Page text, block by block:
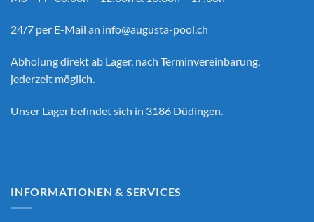
24/7 per E-Mail an info@augusta-pool.ch
Abholung direkt ab Lager, nach Terminvereinbarung,
jederzeit möglich.
Unser Lager befindet sich in 3186 Düdingen.
INFORMATIONEN & SERVICES